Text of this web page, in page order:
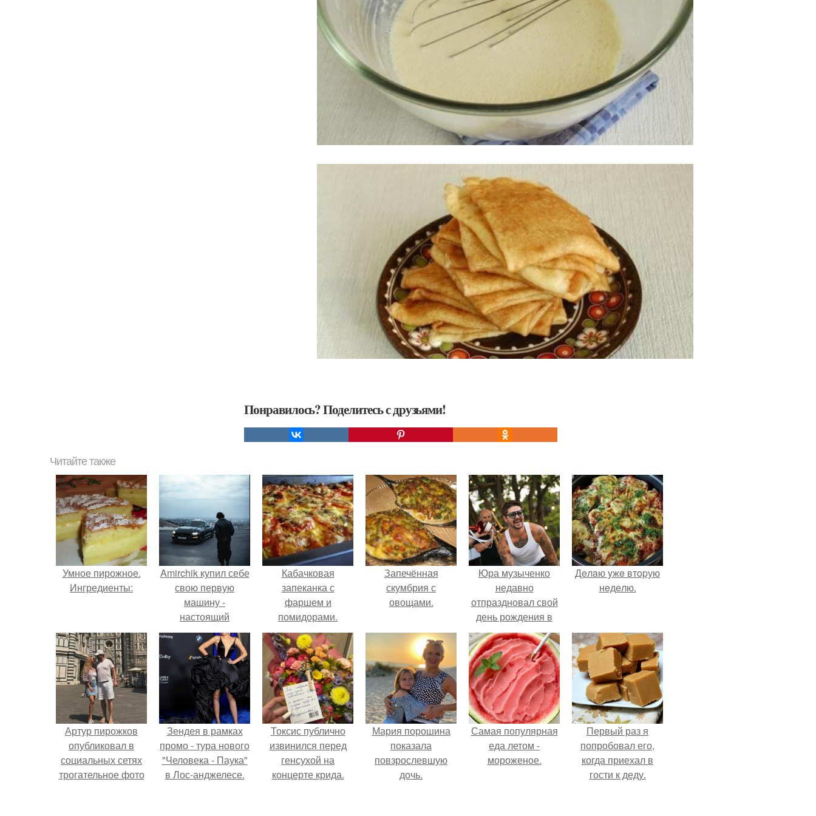
Понравилось? Поделитесь с друзьями!
Читайте также
Умное пирожное.
Ингредиенты:
Amirchik купил себе
свою первую
машину -
настоящий
автомобиль мечты
для многих
автолюбителей.
Кабачковая
запеканка с
фаршем и
помидорами.
Запечённая
скумбрия с
овощами.
Юра музыченко
недавно
отпраздновал свой
день рождения в
кругу самых
близких и родных
людей.
Дeлaю yжe втopую
нeдeлю.
Артур пирожков
опубликовал в
социальных сетях
трогательное фото
Зендея в рамках
промо - тура нового
"Человека - Паука"
в Лос-анджелесе.
Токсис публично
извинился перед
генсухой на
концерте крида.
Мария порошина
показала
повзрослевшую
дочь.
Самая популярная
еда летом -
мороженое.
Первый раз я
попробовал его,
когда приехал в
гости к деду.